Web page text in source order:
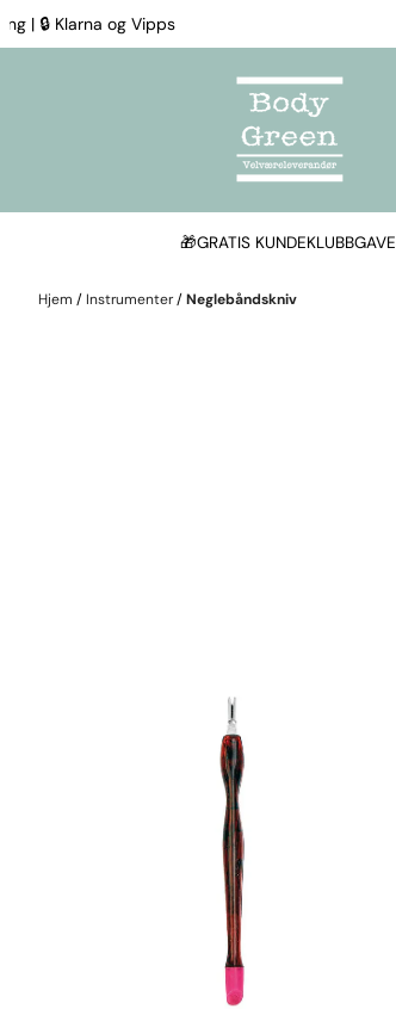
Hopp til innhold
🔒 Klarna og Vipps
🎁GRATIS KUNDEKLUBBGAVE
Hjem / Instrumenter/Neglebåndskniv